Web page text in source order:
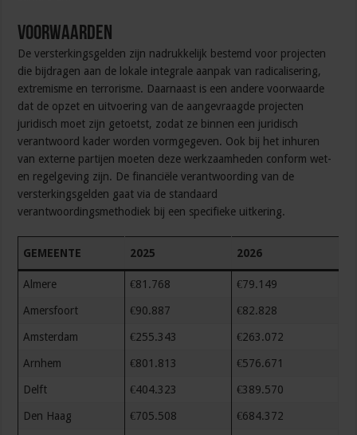
Voorwaarden
De versterkingsgelden zijn nadrukkelijk bestemd voor projecten
die bijdragen aan de lokale integrale aanpak van radicalisering,
extremisme en terrorisme. Daarnaast is een andere voorwaarde
dat de opzet en uitvoering van de aangevraagde projecten
juridisch moet zijn getoetst, zodat ze binnen een juridisch
verantwoord kader worden vormgegeven. Ook bij het inhuren
van externe partijen moeten deze werkzaamheden conform wet-
en regelgeving zijn. De financiële verantwoording van de
versterkingsgelden gaat via de standaard
verantwoordingsmethodiek bij een specifieke uitkering.
GEMEENTE 2025 2026
Almere €81.768 €79.149
Amersfoort €90.887 €82.828
Amsterdam €255.343 €263.072
Arnhem €801.813 €576.671
Delft €404.323 €389.570
Den Haag €705.508 €684.372